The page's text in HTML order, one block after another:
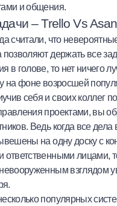
кредит
для Бизнеса
и общения.
– Trello Vs
считали, что
позволяют держать все
в голове, то нет ничего
на фоне возросшей
себя и своих коллег
проектами, вы
Ведь когда все
на одну доску с
ответственными лицами,
взглядом
популярных